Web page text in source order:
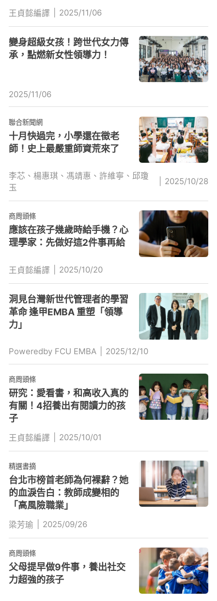
王貞懿編譯 2025/11/06
變身超級女孩！跨世代女力傳
承，點燃新女性領導力！
2025/11/06
聯合新聞網
十月快過完，小學還在徵老
師！史上最嚴重師資荒來了
李芯、楊惠琪、馮靖惠、許維寧、邱瓊
玉
2025/10/28
商周頭條
應該在孩子幾歲時給手機？心
理學家：先做好這2件事再給
王貞懿編譯 2025/10/20
洞見台灣新世代管理者的學習
革命 逢甲EMBA 重塑「領導
力」
Poweredby FCU EMBA 2025/12/10
商周頭條
研究：愛看書，和高收入真的
有關！4招養出有閱讀力的孩
子
王貞懿編譯 2025/10/01
精選書摘
台北市榜首老師為何裸辭？她
的血淚告白：教師成變相的
「高風險職業」
梁芳瑜 2025/09/26
商周頭條
父母提早做9件事，養出社交
力超強的孩子